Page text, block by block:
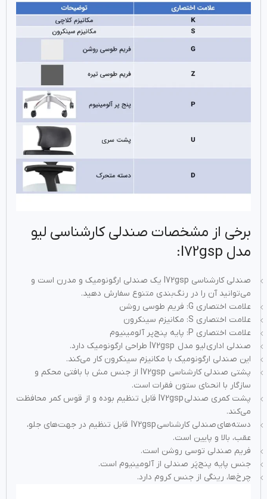
برخی از مشخصات صندلی کارشناسی لیو
مدل I72gsp:
صندلی کارشناسی I72gsp یک صندلی ارگونومیک و مدرن است و
می‌توانید آن را در رنگ‌بندی متنوع سفارش دهید.
علامت اختصاری G: فریم طوسی روشن
علامت اختصاری S: مکانیزم سینکرون
علامت اختصاری P: پایه پنج‌پر آلومینیوم
صندلی اداری لیو مدل I72gsp طراحی ارگونومیک دارد.
این صندلی ارگونومیک با مکانیزم سینکرون کار می‌کند.
پشتی صندلی کارشناسی I72gsp از جنس مش با بافتی محکم و
سازگار با انحنای ستون فقرات است.
پشت کمری صندلی‌ I72gsp قابل تنظیم بوده و از قوس کمر محافظت
می‌کند.
دسته‌های صندلی کارشناسی I72gsp قابل تنظیم در جهت‌های جلو،
عقب، بالا و پایین است.
فریم صندلی توسی روشن است.
جنس پایه پنج‌پَر صندلی از آلومینیوم است.
چرخ‌ها، رینگی از جنس کروم دارد.